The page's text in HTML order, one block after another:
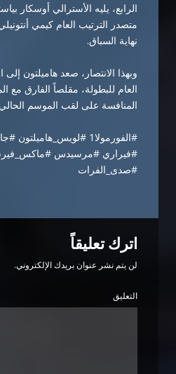
الرابع، يليه الأسترالي أوسكار
متصدر الترتيب العام كيمي
نهاية السباق.
وبهذا الانتصار، صعد هاميلتون إلى
العام للبطولة، مقلصاً الفارق مع
المنافسة على لقب الموسم
#الفورمولا1 #لويس_هاميلتون
#فيراري #مرسيدس
#صدى_الفرات
اترك تعليقاً
لن يتم نشر عنوان بريدك الإلكتروني.
التعليق